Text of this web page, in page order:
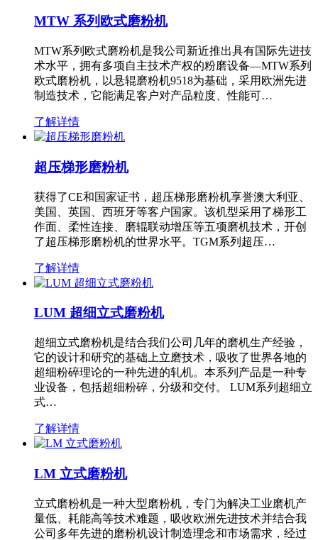
MTW 系列欧式磨粉机
MTW系列欧式磨粉机是我公司新近推出具有国际先进技
术水平，拥有多项自主技术产权的粉磨设备—MTW系列
欧式磨粉机，以悬辊磨粉机9518为基础，采用欧洲先进
制造技术，它能满足客户对产品粒度、性能可…
了解详情
超压梯形磨粉机
获得了CE和国家证书，超压梯形磨粉机享誉澳大利亚、
美国、英国、西班牙等客户国家。该机型采用了梯形工
作面、柔性连接、磨辊联动增压等五项磨机技术，开创
了超压梯形磨粉机的世界水平。TGM系列超压…
了解详情
LUM 超细立式磨粉机
超细立式磨粉机是结合我们公司几年的磨机生产经验，
它的设计和研究的基础上立磨技术，吸收了世界各地的
超细粉碎理论的一种先进的轧机。本系列产品是一种专
业设备，包括超细粉碎，分级和交付。 LUM系列超细立
式…
了解详情
LM 立式磨粉机
立式磨粉机是一种大型磨粉机，专门为解决工业磨机产
量低、耗能高等技术难题，吸收欧洲先进技术并结合我
公司多年先进的磨粉机设计制造理念和市场需求，经过